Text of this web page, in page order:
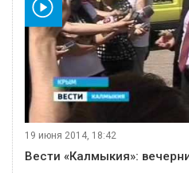
19 июня 2014, 18:42
Вести «Калмыкия»: